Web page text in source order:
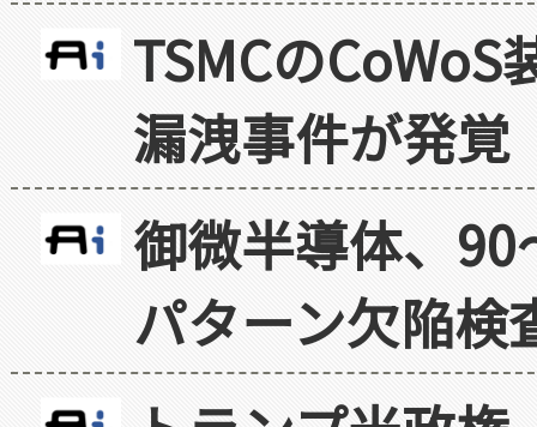
TSMCの
漏洩事件が発覚
御微半導体、
パターン欠陥検